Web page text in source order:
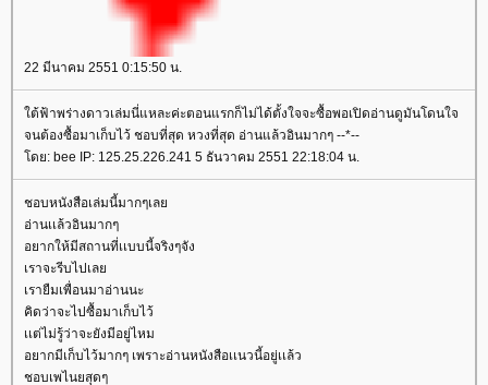
22 มีนาคม 2551 0:15:50 น.
ต้ฟ้าพร่างดาวเล่มนี่แหละค่ะตอนแรกก็ไม่ได้ตั้งใจจะซื้อพอเปิดอ่านดูมันโดนใจ
จนต้องซื้อมาเก็บไว้ ชอบที่สุด หวงที่สุด อ่านแล้วอินมากๆ --*--
ดย: bee IP: 125.25.226.241 5 ธันวาคม 2551 22:18:04 น.
ชอบหนังสือเล่มนี้มากๆเล
อ่านเเล้วอินมากๆ
อยากให้มีสถานที่เเบบนี้จริงๆจัง
เราจะรีบไปเล
เรายืมเพื่อนมาอ่านนะ
คิดว่าจะไปซื้อมาเก็บไว้
เเต่ไม่รู้ว่าจะยังมีอยู่ไหม
อยากมีเก็บไว้มากๆ เพราะอ่านหนังสือเเนวนี้อยู่เเล้ว
ชอบเพไนยสุดๆ